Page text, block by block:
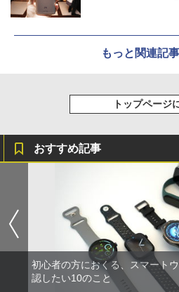
もっと関連記
トップページ
おすすめ記事
初心者の方におくる、スマート
認したい10のこと